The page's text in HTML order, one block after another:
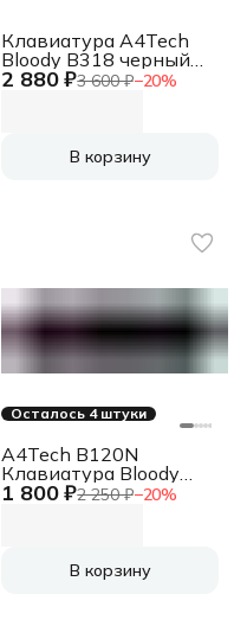
2 880 ₽3 600 ₽−20%
Клавиатура A4Tech
Bloody B318 черный
USB Multimedia for
В корзину
Осталось 4 штуки
1 800 ₽2 250 ₽−20%
A4Tech B120N
Клавиатура Bloody
проводная USB
В корзину